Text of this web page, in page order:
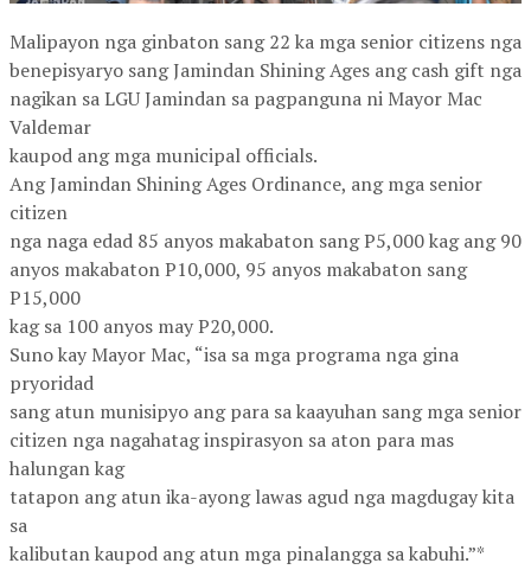
Malipayon nga ginbaton sang 22 ka mga senior citizens nga
benepisyaryo sang Jamindan Shining Ages ang cash gift nga
nagikan sa LGU Jamindan sa pagpanguna ni Mayor Mac
Valdemar
kaupod ang mga municipal officials.
Ang Jamindan Shining Ages Ordinance, ang mga senior
citizen
nga naga edad 85 anyos makabaton sang P5,000 kag ang 90
anyos makabaton P10,000, 95 anyos makabaton sang
P15,000
kag sa 100 anyos may P20,000.
Suno kay Mayor Mac, “isa sa mga programa nga gina
pryoridad
sang atun munisipyo ang para sa kaayuhan sang mga senior
citizen nga nagahatag inspirasyon sa aton para mas
halungan kag
tatapon ang atun ika-ayong lawas agud nga magdugay kita
sa
kalibutan kaupod ang atun mga pinalangga sa kabuhi.”*